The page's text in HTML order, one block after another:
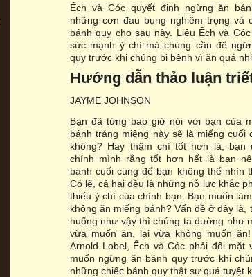
Ếch và Cóc quyết định ngừng ăn
những cơn đau bụng nghiêm trọng và
bánh quy cho sau này. Liệu Ếch và
sức mạnh ý chí mà chúng cần để
quy trước khi chúng bị bệnh vì ăn quá
Hướng dẫn thảo luận
JAYME JOHNSON
Bạn đã từng bao giờ nói với bạn của
bánh tráng miệng này sẽ là miếng cuối
không? Hay thậm chí tốt hơn là, bạn
chính mình rằng tốt hơn hết là bạn
bánh cuối cùng để bạn không thể nhìn
Có lẽ, cả hai đều là những nỗ lực khắc
thiếu ý chí của chính bạn. Bạn muốn
không ăn miếng bánh? Vấn đề ở đây là,
huống như vậy thì chúng ta dường như
vừa muốn ăn, lại vừa không muốn
Arnold Lobel, Ếch và Cóc phải đối
muốn ngừng ăn bánh quy trước khi
những chiếc bánh quy thật sự quá tuyệt